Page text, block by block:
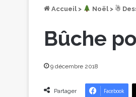
Accueil > ︎ Noël > ☃
Bûche
9 décembre 2018
Partager Facebook